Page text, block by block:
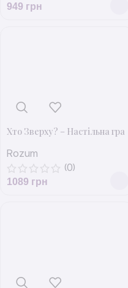
949 грн
Хто Зверху? – Настільна гра
Rozum
(0)
1089 грн